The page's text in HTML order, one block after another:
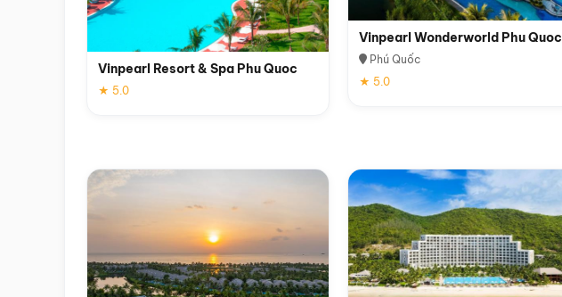
Vinpearl Resort & Spa Phu Quoc
★ 5.0
Vinpearl Wonderworld Phu Quoc
Phú Quốc
★ 5.0